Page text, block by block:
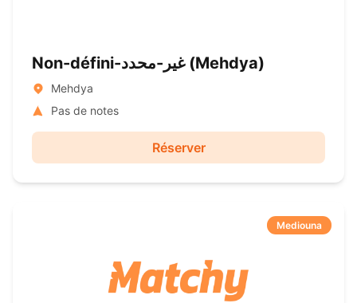
Non-défini-غير-محدد ( Mehdya)
Mehdya
Pas de notes
Réserver
Mediouna